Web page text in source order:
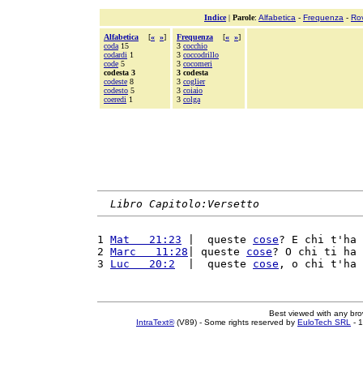
Indice| Parole: Alfabetica - Frequenza -
Alfabetica [« »]
coda 15
codardi 1
code 5
codesta 3
codeste 8
codesto 5
coeredi 1
Frequenza [« »]
3 cocchio
3 coccodrillo
3 cocomeri
3 codesta
3 coglier
3 coiaio
3 colga
Libro Capitolo:Versetto
1 Mat   21:23 |  queste cose? E chi t'ha
2 Marc   11:28 | queste cose? O chi ti ha
3 Luc   20:2
  |  queste
cose , o chi t'ha
Best viewed with any
IntraText®(V89) - Some rights reserved by EuloTech SRL -